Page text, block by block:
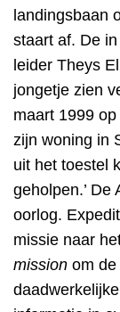
landingsbaan
staart af. De
leider Theys
jongetje zien
maart 1999 op
zijn woning in
uit het toestel
geholpen.’
oorlog.
missie naar
mission om